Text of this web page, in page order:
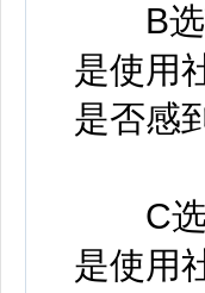
B选项
是使用
是否感
C选
是使用